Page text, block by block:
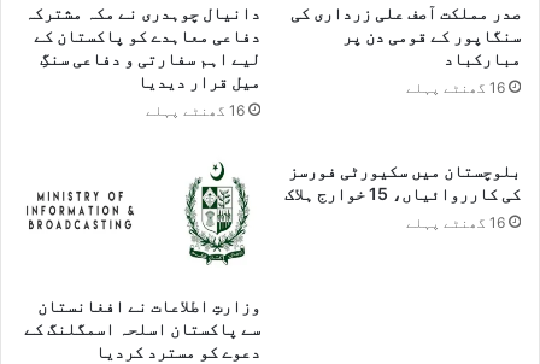
صدر مملکت آصف علی زرداری کی
سنگاپور کے قومی دن پر
مبارکباد
16 گھنٹے پہلے
دانیال چوہدری نے مکہ مشترکہ
دفاعی معاہدے کو پاکستان کے
لیے اہم سفارتی و دفاعی سنگِ
میل قرار دیدیا
16 گھنٹے پہلے
بلوچستان میں سکیورٹی فورسز
کی کارروائیاں، 15 خوارج ہلاک
16 گھنٹے پہلے
وزارتِ اطلاعات نے افغانستان
سے پاکستان اسلحہ اسمگلنگ کے
دعوے کو مسترد کردیا